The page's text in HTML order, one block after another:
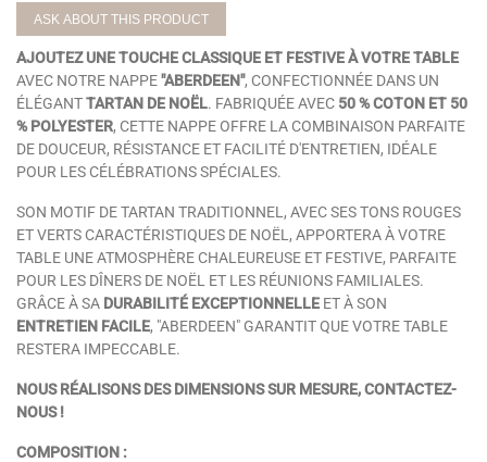
ASK ABOUT THIS PRODUCT
AJOUTEZ UNE TOUCHE CLASSIQUE ET FESTIVE À VOTRE TABLE
AVEC NOTRE NAPPE"ABERDEEN", CONFECTIONNÉE DANS UN
ÉLÉGANTTARTAN DE NOËL. FABRIQUÉE AVEC 50 % COTON ET 50
% POLYESTER, CETTE NAPPE OFFRE LA COMBINAISON PARFAITE
DE DOUCEUR, RÉSISTANCE ET FACILITÉ D'ENTRETIEN, IDÉALE
POUR LES CÉLÉBRATIONS SPÉCIALES.
SON MOTIF DE TARTAN TRADITIONNEL, AVEC SES TONS ROUGES
ET VERTS CARACTÉRISTIQUES DE NOËL, APPORTERA À VOTRE
TABLE UNE ATMOSPHÈRE CHALEUREUSE ET FESTIVE, PARFAITE
POUR LES DÎNERS DE NOËL ET LES RÉUNIONS FAMILIALES.
GRÂCE À SA DURABILITÉ EXCEPTIONNELLE ET À SON
ENTRETIEN FACILE, "ABERDEEN" GARANTIT QUE VOTRE TABLE
RESTERA IMPECCABLE.
NOUS RÉALISONS DES DIMENSIONS SUR MESURE, CONTACTEZ-
NOUS !
COMPOSITION :